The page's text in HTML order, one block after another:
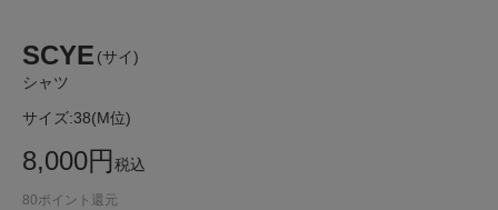
SCYE (サイ)
シャツ
サイズ:38(M位)
8,000円税込
80ポイント還元